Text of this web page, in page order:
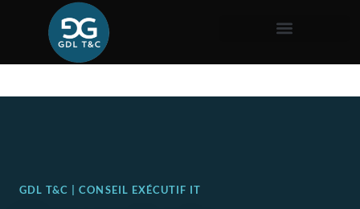
GDL T&C | CONSEIL EXÉCUTIF IT